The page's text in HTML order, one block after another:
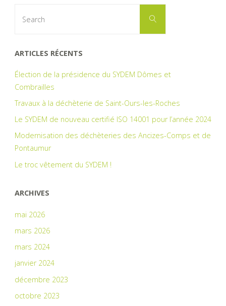
Search
ARTICLES RÉCENTS
Élection de la présidence du SYDEM Dômes et
Combrailles
Travaux à la déchèterie de Saint-Ours-les-Roches
Le SYDEM de nouveau certifié ISO 14001 pour l’année 2024
Modernisation des déchèteries des Ancizes-Comps et de
Pontaumur
Le troc vêtement du SYDEM !
ARCHIVES
mai 2026
mars 2026
mars 2024
janvier 2024
décembre 2023
octobre 2023